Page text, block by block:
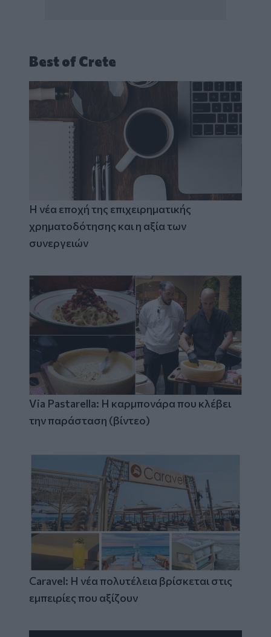
Best of Crete
Η νέα εποχή της επιχειρηματικής
χρηματοδότησης και η αξία των
συνεργειών
Via Pastarella: Η καρμπονάρα που κλέβει
την παράσταση (βίντεο)
Caravel: Η νέα πολυτέλεια βρίσκεται στις
εμπειρίες που αξίζουν